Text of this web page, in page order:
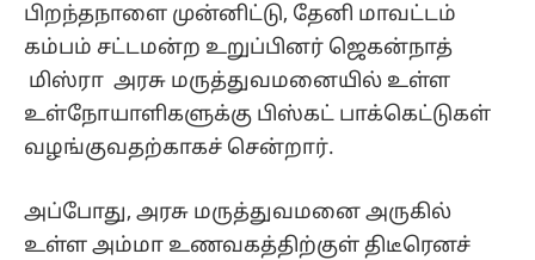
பிறந்தநாளை முன்னிட்டு, தேனி மாவட்டம்
கம்பம் சட்டமன்ற உறுப்பினர் ஜெகன்நாத்
மிஸ்ரா அரசு மருத்துவமனையில் உள்ள
உள்நோயாளிகளுக்கு பிஸ்கட் பாக்கெட்டுகள்
வழங்குவதற்காகச் சென்றார்.
​அப்போது, அரசு மருத்துவமனை அருகில்
உள்ள அம்மா உணவகத்திற்குள் திடீரெனச்